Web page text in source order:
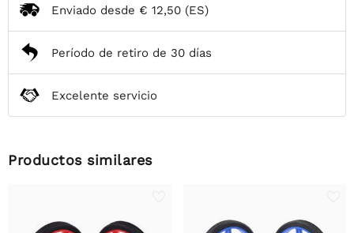
Enviado desde € 12,50 (ES)
Período de retiro de 30 días
Excelente servicio
Productos similares